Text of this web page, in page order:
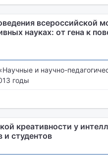
всероссийской
науках: от гена к
и научно-
годы
креативности у
студентов